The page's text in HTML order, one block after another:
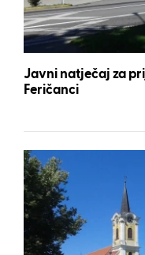
Javni natječaj za
Feričanci